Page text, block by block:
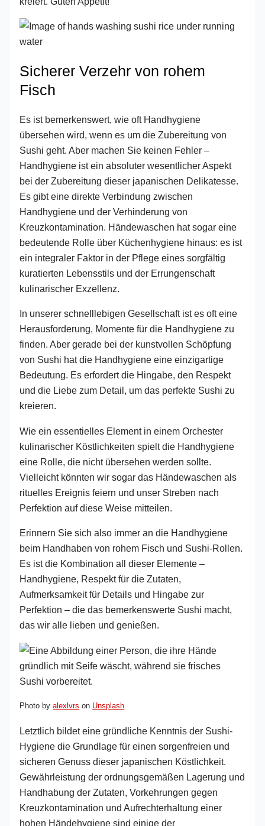
Sicherer Verzehr von rohem
Fisch
Es ist bemerkenswert, wie oft Handhygiene
übersehen wird, wenn es um die Zubereitung von
Sushi geht. Aber machen Sie keinen Fehler –
Handhygiene ist ein absoluter wesentlicher Aspekt
bei der Zubereitung dieser japanischen Delikatesse.
Es gibt eine direkte Verbindung zwischen
Handhygiene und der Verhinderung von
Kreuzkontamination. Händewaschen hat sogar eine
bedeutende Rolle über Küchenhygiene hinaus: es ist
ein integraler Faktor in der Pflege eines sorgfältig
kuratierten Lebensstils und der Errungenschaft
kulinarischer Exzellenz.
In unserer schnelllebigen Gesellschaft ist es oft eine
Herausforderung, Momente für die Handhygiene zu
finden. Aber gerade bei der kunstvollen Schöpfung
von Sushi hat die Handhygiene eine einzigartige
Bedeutung. Es erfordert die Hingabe, den Respekt
und die Liebe zum Detail, um das perfekte Sushi zu
kreieren.
Wie ein essentielles Element in einem Orchester
kulinarischer Köstlichkeiten spielt die Handhygiene
eine Rolle, die nicht übersehen werden sollte.
Vielleicht könnten wir sogar das Händewaschen als
rituelles Ereignis feiern und unser Streben nach
Perfektion auf diese Weise mitteilen.
Erinnern Sie sich also immer an die Handhygiene
beim Handhaben von rohem Fisch und Sushi-Rollen.
Es ist die Kombination all dieser Elemente –
Handhygiene, Respekt für die Zutaten,
Aufmerksamkeit für Details und Hingabe zur
Perfektion – die das bemerkenswerte Sushi macht,
das wir alle lieben und genießen.
Photo byalexlvrs on Unsplash
Letztlich bildet eine gründliche Kenntnis der Sushi-
Hygiene die Grundlage für einen sorgenfreien und
sicheren Genuss dieser japanischen Köstlichkeit.
Gewährleistung der ordnungsgemäßen Lagerung und
Handhabung der Zutaten, Vorkehrungen gegen
Kreuzkontamination und Aufrechterhaltung einer
hohen Händehygiene sind einige der